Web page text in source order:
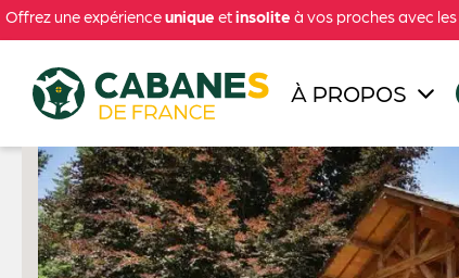
Offrez une expérienceunique etinsolite à vos proches avec les
À PROPOS